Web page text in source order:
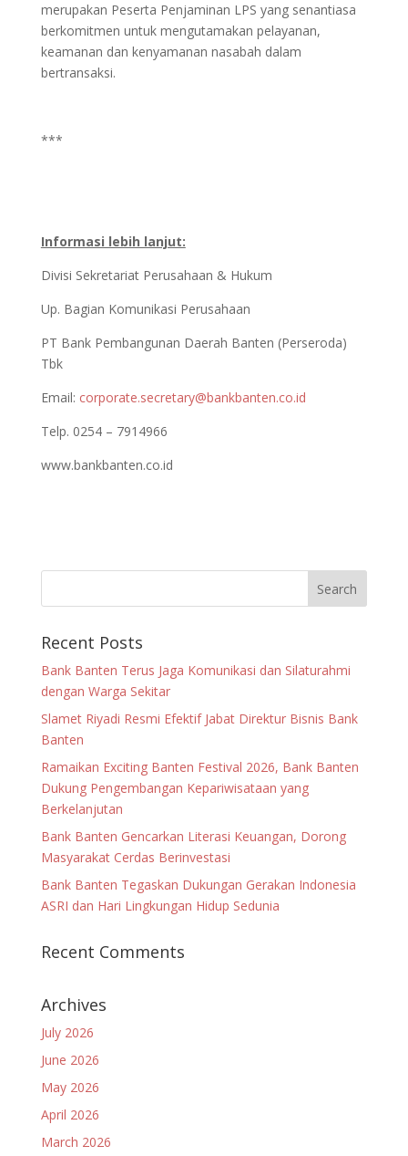
merupakan Peserta Penjaminan LPS yang senantiasa
berkomitmen untuk mengutamakan pelayanan,
keamanan dan kenyamanan nasabah dalam
bertransaksi.
***
Informasi lebih lanjut:
Divisi Sekretariat Perusahaan & Hukum
Up. Bagian Komunikasi Perusahaan
PT Bank Pembangunan Daerah Banten (Perseroda)
Tbk
Email: corporate.secretary@bankbanten.co.id
Telp. 0254 – 7914966
www.bankbanten.co.id
Recent Posts
Bank Banten Terus Jaga Komunikasi dan Silaturahmi
dengan Warga Sekitar
Slamet Riyadi Resmi Efektif Jabat Direktur Bisnis Bank
Banten
Ramaikan Exciting Banten Festival 2026, Bank Banten
Dukung Pengembangan Kepariwisataan yang
Berkelanjutan
Bank Banten Gencarkan Literasi Keuangan, Dorong
Masyarakat Cerdas Berinvestasi
Bank Banten Tegaskan Dukungan Gerakan Indonesia
ASRI dan Hari Lingkungan Hidup Sedunia
Recent Comments
Archives
July 2026
June 2026
May 2026
April 2026
March 2026